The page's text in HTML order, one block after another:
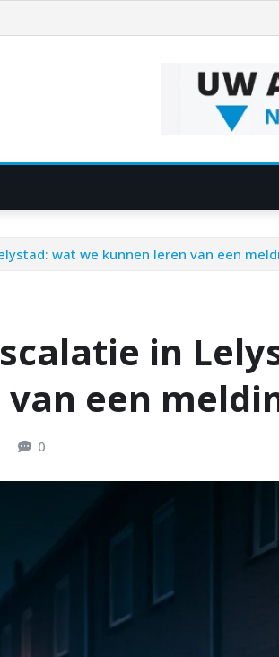
wat we kunnen leren van een
in
een
0